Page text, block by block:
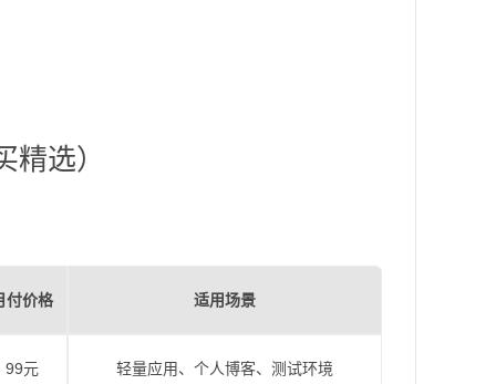
选）
付价格 适用场景
99元 轻量应用、个人博客、测试环境